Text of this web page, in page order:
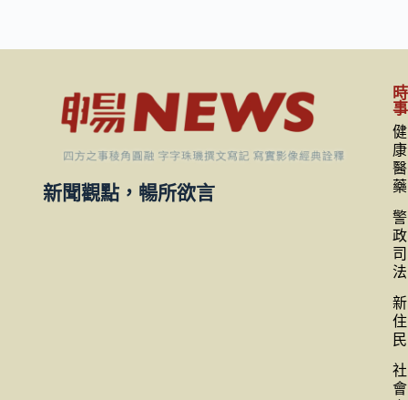
新聞觀點，暢所欲言
時
事
健
康
醫
藥
警
政
司
法
新
住
民
社
會